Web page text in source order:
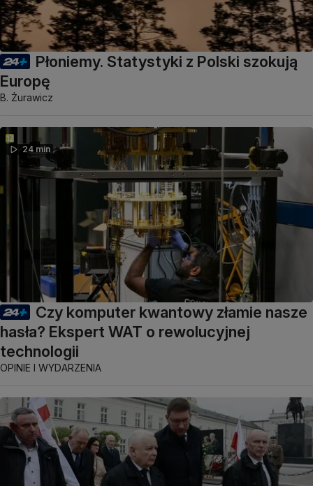
Płoniemy. Statystyki z Polski szokują
Europę
B. Żurawicz
24 min
Czy komputer kwantowy złamie nasze
hasła? Ekspert WAT o rewolucyjnej
technologii
OPINIE I WYDARZENIA